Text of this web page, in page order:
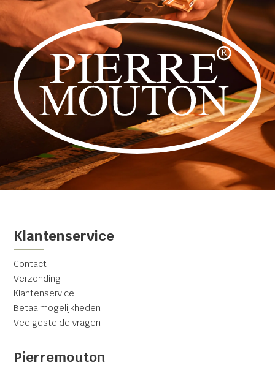
Klantenservice
Contact
Verzending
Klantenservice
Betaalmogelijkheden
Veelgestelde vragen
Pierremouton